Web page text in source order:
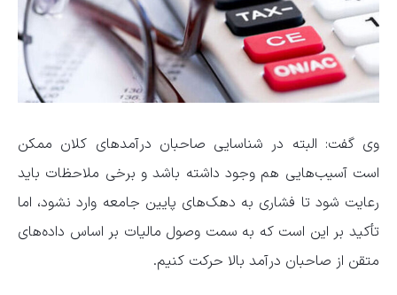
وی گفت: البته در شناسایی صاحبان درآمد‌های کلان ممکن
است آسیب‌هایی هم وجود داشته باشد و برخی ملاحظات باید
رعایت شود تا فشاری به دهک‌های پایین جامعه وارد نشود، اما
تأکید بر این است که به سمت وصول مالیات بر اساس داده‌های
متقن از صاحبان درآمد بالا حرکت کنیم.